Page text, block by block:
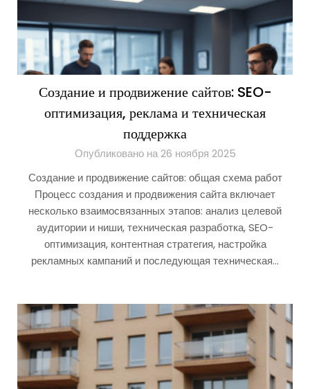
Создание и продвижение сайтов: SEO-
оптимизация, реклама и техническая
поддержка
Опубликовано на 26 ноября 2025
Создание и продвижение сайтов: общая схема работ
Процесс создания и продвижения сайта включает
несколько взаимосвязанных этапов: анализ целевой
аудитории и ниши, техническая разработка, SEO-
оптимизация, контентная стратегия, настройка
рекламных кампаний и последующая техническая…